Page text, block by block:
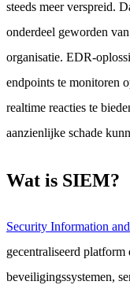
steeds meer verspreid.
onderdeel geworden
organisatie. EDR-
endpoints te monitoren
realtime reacties te
aanzienlijke schade
Wat is SIEM?
Security Information
gecentraliseerd
beveiligingssystemen,